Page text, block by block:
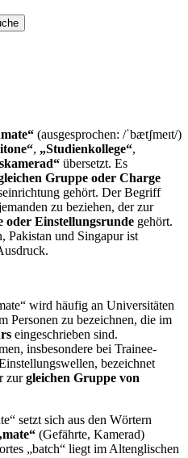
(ausgesprochen: /ˈbætʃmeɪt/)
, „Studienkollege“,
übersetzt. Es
Gruppe oder Charge
gehört. Der Begriff
zu beziehen, der zur
oder Einstellungsrunde gehört.
Pakistan und Singapur ist
wird häufig an Universitäten
Personen zu bezeichnen, die im
eingeschrieben sind.
insbesondere bei Trainee-
bezeichnet
zurgleichen Gruppe von
setzt sich aus den Wörtern
(Gefährte, Kamerad)
„batch“ liegt im Altenglischen